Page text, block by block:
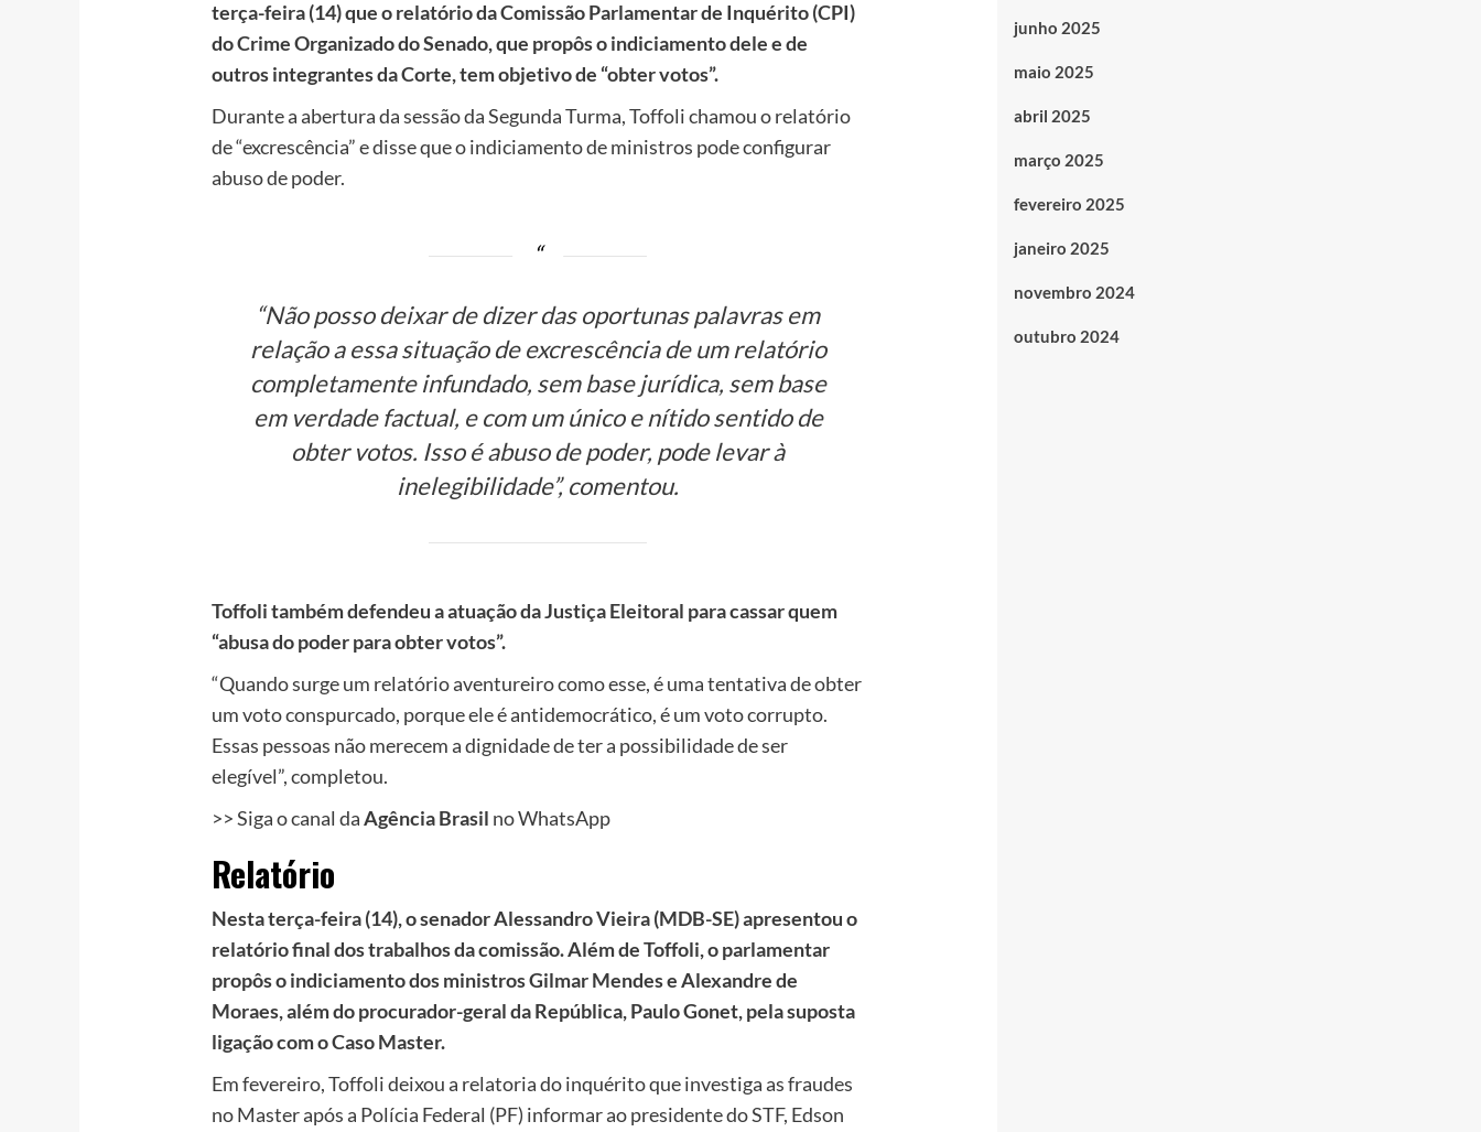
terça-feira (14) que o relatório da Comissão Parlamentar de Inquérito (CPI)
do Crime Organizado do Senado, que propôs o indiciamento dele e de
outros integrantes da Corte, tem objetivo de “obter votos”.
Durante a abertura da sessão da Segunda Turma, Toffoli chamou o relatório
de “excrescência” e disse que o indiciamento de ministros pode configurar
abuso de poder.
“Não posso deixar de dizer das oportunas palavras em
relação a essa situação de excrescência de um relatório
completamente infundado, sem base jurídica, sem base
em verdade factual, e com um único e nítido sentido de
obter votos. Isso é abuso de poder, pode levar à
inelegibilidade”, comentou.
Toffoli também defendeu a atuação da Justiça Eleitoral para cassar quem
“abusa do poder para obter votos”.
“Quando surge um relatório aventureiro como esse, é uma tentativa de obter
um voto conspurcado, porque ele é antidemocrático, é um voto corrupto.
Essas pessoas não merecem a dignidade de ter a possibilidade de ser
elegível”, completou.
>> Siga o canal daAgência Brasil no WhatsApp
Relatório
Nesta terça-feira (14), o senador Alessandro Vieira (MDB-SE) apresentou o
relatório final dos trabalhos da comissão. Além de Toffoli, o parlamentar
propôs o indiciamento dos ministros Gilmar Mendes e Alexandre de
Moraes, além do procurador-geral da República, Paulo Gonet, pela suposta
ligação com o Caso Master.
Em fevereiro, Toffoli deixou a relatoria do inquérito que investiga as fraudes
no Master após a Polícia Federal (PF) informar ao presidente do STF, Edson
junho 2025
maio 2025
abril 2025
março 2025
fevereiro 2025
janeiro 2025
novembro 2024
outubro 2024